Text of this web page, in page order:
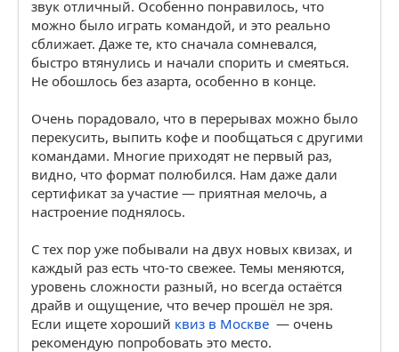
звук отличный. Особенно понравилось, что
можно было играть командой, и это реально
сближает. Даже те, кто сначала сомневался,
быстро втянулись и начали спорить и смеяться.
Не обошлось без азарта, особенно в конце.
Очень порадовало, что в перерывах можно было
перекусить, выпить кофе и пообщаться с другими
командами. Многие приходят не первый раз,
видно, что формат полюбился. Нам даже дали
сертификат за участие — приятная мелочь, а
настроение поднялось.
С тех пор уже побывали на двух новых квизах, и
каждый раз есть что-то свежее. Темы меняются,
уровень сложности разный, но всегда остаётся
драйв и ощущение, что вечер прошёл не зря.
Если ищете хороший квиз в Москве — очень
рекомендую попробовать это место.